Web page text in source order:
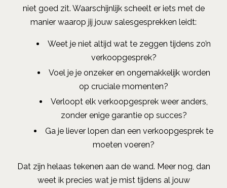
niet goed zit. Waarschijnlijk scheelt er iets met de
manier waarop jij jouw salesgesprekken leidt:
Weet je niet altijd wat te zeggen tijdens zo’n
verkoopgesprek?
Voel je je onzeker en ongemakkelijk worden
op cruciale momenten?
Verloopt elk verkoopgesprek weer anders,
zonder enige garantie op succes?
Ga je liever lopen dan een verkoopgesprek te
moeten voeren?
Dat zijn helaas tekenen aan de wand. Meer nog, dan
weet ik precies wat je mist tijdens al jouw